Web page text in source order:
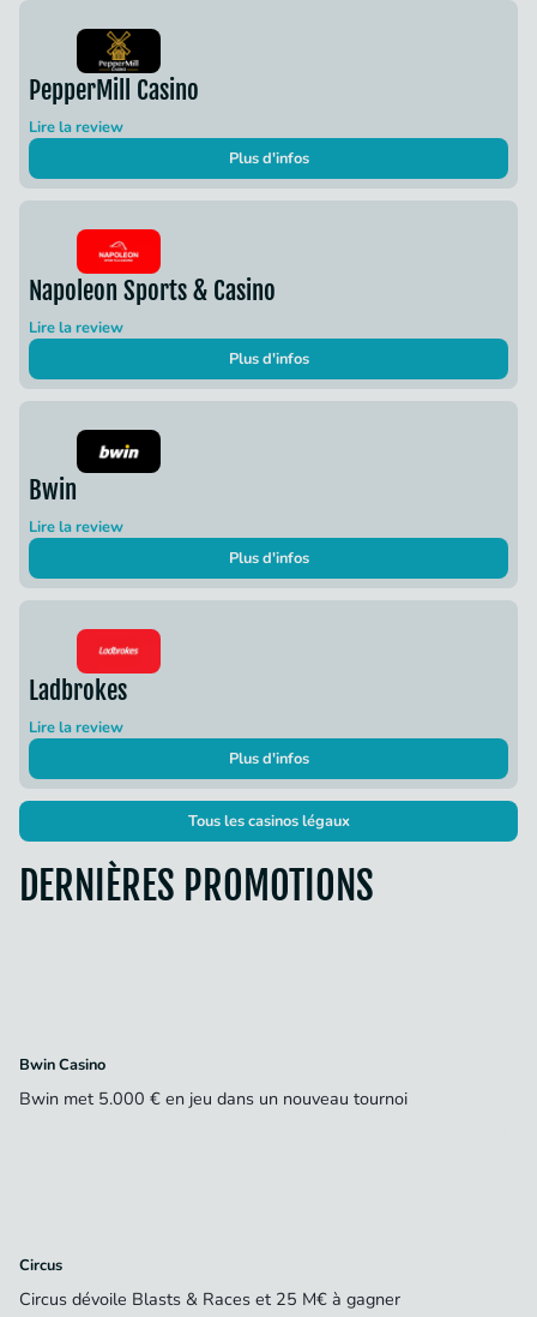
PepperMill Casino
Lire la review
Plus d'infos
Napoleon Sports & Casino
Lire la review
Plus d'infos
Bwin
Lire la review
Plus d'infos
Ladbrokes
Lire la review
Plus d'infos
Tous les casinos légaux
DERNIÈRES PROMOTIONS
Bwin Casino
Bwin met 5.000 € en jeu dans un nouveau tournoi
Circus
Circus dévoile Blasts & Races et 25 M€ à gagner